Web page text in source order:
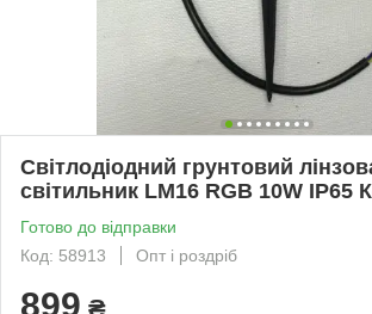
Світлодіодний грунтовий
світильник LM16 RGB 10W IP65
Готово до відправки
Код: 58913
Опт і роздріб
899